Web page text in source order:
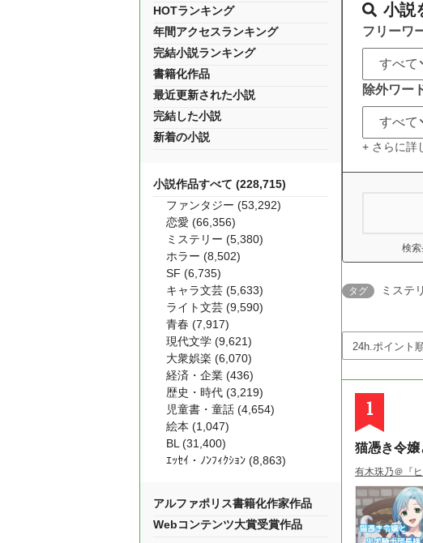
小説
フリーワ
除外ワー
+ さらに詳
検
タグ ミステ
1
猫憑き令
有木珠乃＠『
HOTランキング
年間アクセスランキング
完結小説ランキング
書籍化作品
最近更新された小説
完結した小説
新着の小説
小説作品すべて (228,715)
ファンタジー (53,292)
恋愛 (66,356)
ミステリー (5,380)
ホラー (8,502)
SF (6,735)
キャラ文芸 (5,633)
ライト文芸 (9,590)
青春 (7,917)
現代文学 (9,621)
大衆娯楽 (6,070)
経済・企業 (436)
歴史・時代 (3,219)
児童書・童話 (4,654)
絵本 (1,047)
BL (31,400)
ｴｯｾｲ・ﾉﾝﾌｨｸｼｮﾝ (8,863)
アルファポリス書籍化作家作品
Webコンテンツ大賞受賞作品